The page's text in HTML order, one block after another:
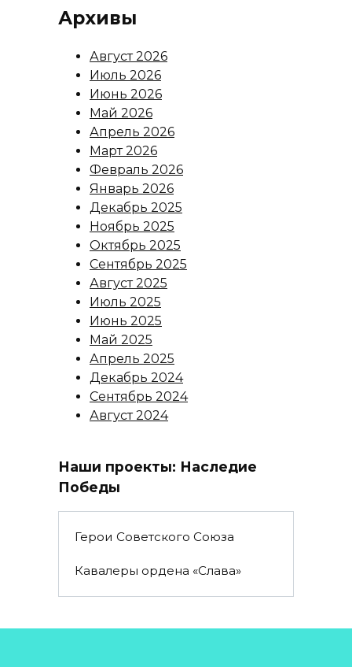
Архивы
Август 2026
Июль 2026
Июнь 2026
Май 2026
Апрель 2026
Март 2026
Февраль 2026
Январь 2026
Декабрь 2025
Ноябрь 2025
Октябрь 2025
Сентябрь 2025
Август 2025
Июль 2025
Июнь 2025
Май 2025
Апрель 2025
Декабрь 2024
Сентябрь 2024
Август 2024
Наши проекты: Наследие
Победы
Герои Советского Союза
Кавалеры ордена «Слава»